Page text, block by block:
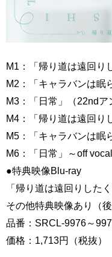
M1：「帰り道は遠回り
M2：「キャラバンは眠
M3：「日常」（22ndア
M4：「帰り道は遠回り
M5：「キャラバンは眠
M6：「日常」～off
●特典映像Blu-ray
「帰り道は遠回りした
その他特典映像あり（後
品番：SRCL-9976～
価格：1,713円（税抜）